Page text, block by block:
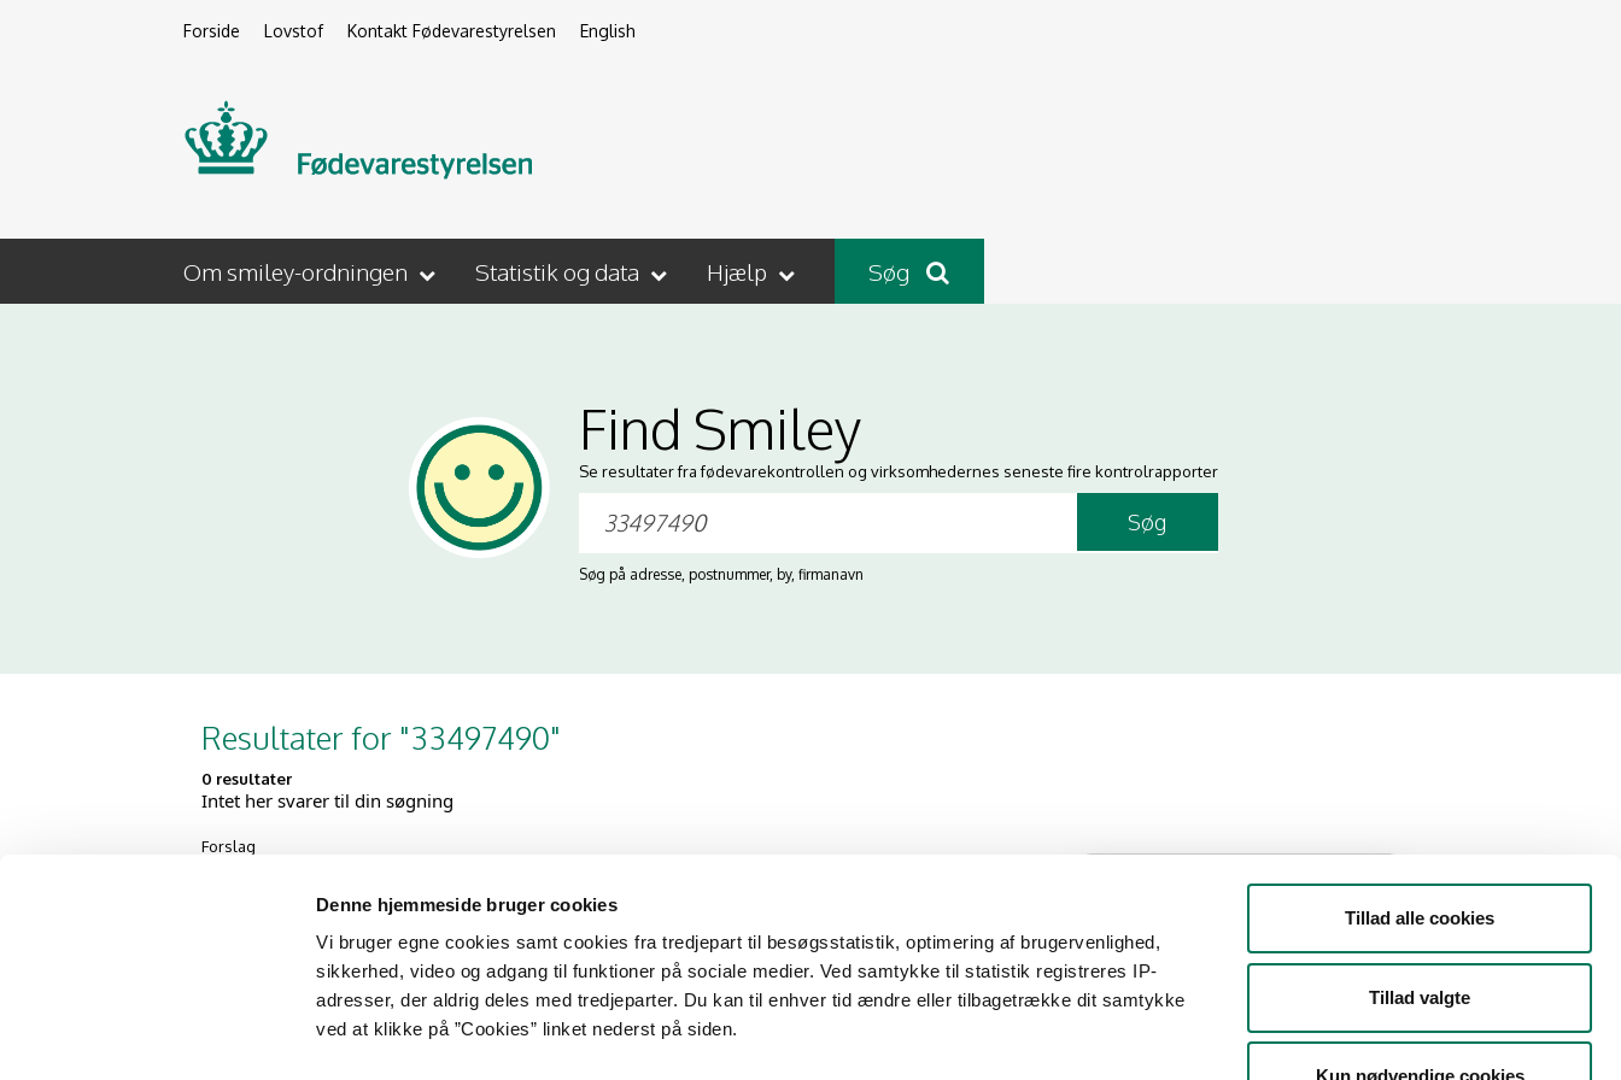
Denne hjemmeside bruger cookies
Vi bruger egne cookies samt cookies fra tredjepart til besøgsstatistik, optimering af brugervenlighed,
sikkerhed, video og adgang til funktioner på sociale medier. Ved samtykke til statistik registreres IP-
adresser, der aldrig deles med tredjeparter. Du kan til enhver tid ændre eller tilbagetrække dit samtykke
ved at klikke på ”Cookies” linket nederst på siden.
Tillad alle cookies
Tillad valgte
Kun nødvendige cookies
Forside Lovstof Kontakt Fødevarestyrelsen English
Om smiley-ordningen Statistik og data Hjælp Søg
Find Smiley
Se resultater fra fødevarekontrollen og virksomhedernes seneste fire kontrolrapporter
Søg
Søg på adresse, postnummer, by, firmanavn
Resultater for "33497490"
0 resultater
Intet her svarer til din søgning
Forslag
Prøv nogle andre søgeord
Prøv mere generelle søgeord
Prøv nogle færre søgeord
Prøv dissetip til søgning
Måned